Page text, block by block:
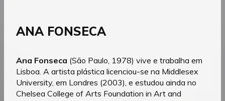
ANA FONSECA
Ana Fonseca (São Paulo, 1978) vive e trabalha em
Lisboa. A artista plástica licenciou-se na Middlesex
University, em Londres (2003), e estudou ainda no
Chelsea College of Arts Foundation in Art and